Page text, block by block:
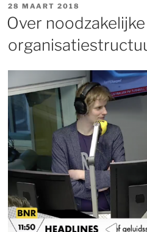
GEPLAATST
OP
28 MAART 2018
Over